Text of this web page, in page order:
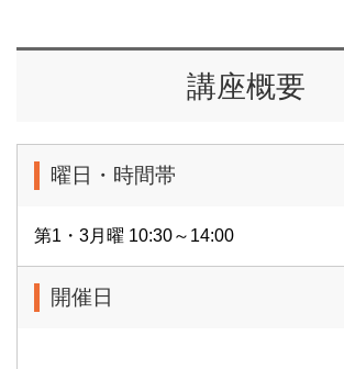
講座概要
曜日・時間帯
第1・3月曜 10:30～14:00
開催日